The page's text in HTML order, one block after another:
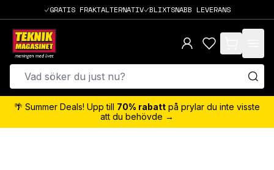
GRATIS FRAKTALTERNATIV BLIXTSNABB LEVERANS
items in cart,
🌴 Summer Deals! Upp till 70% rabatt på prylar du inte visste
att du behövde →